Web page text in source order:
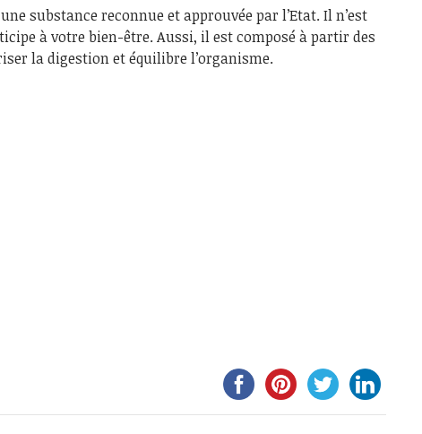
substance reconnue et approuvée par l’Etat. Il n’est
à votre bien-être. Aussi, il est composé à partir des
la digestion et équilibre l’organisme.